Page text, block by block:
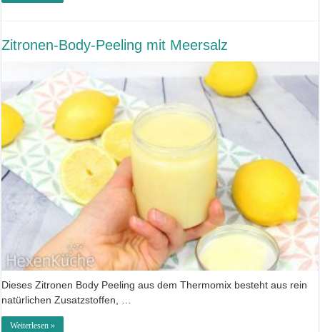
Zitronen-Body-Peeling mit Meersalz
Dieses Zitronen Body Peeling aus dem Thermomix besteht aus rein
natürlichen Zusatzstoffen, …
Weiterlesen »